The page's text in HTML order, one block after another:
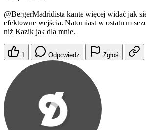
@BergerMadridista kante więcej widać jak
efektowne wejścia. Natomiast w ostatnim
niż Kazik jak dla mnie.
1 Odpowiedz Zgłoś